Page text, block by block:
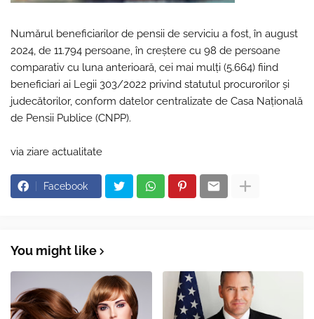
Numărul beneficiarilor de pensii de serviciu a fost, în august
2024, de 11.794 persoane, în creştere cu 98 de persoane
comparativ cu luna anterioară, cei mai mulţi (5.664) fiind
beneficiari ai Legii 303/2022 privind statutul procurorilor şi
judecătorilor, conform datelor centralizate de Casa Naţională
de Pensii Publice (CNPP).
via ziare actualitate
Facebook
You might like